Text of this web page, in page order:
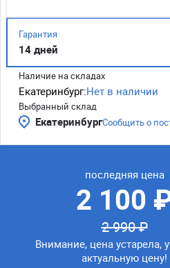
Гарантия
14 дней
Наличие на складах
Екатеринбург:Нет в наличии
Выбранный склад
ЕкатеринбургСообщить о
последняя цена
2 100
2 990 ₽
Внимание, цена устарела,
актуальную цену!